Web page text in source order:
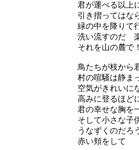
君が運べる以上
引き摺ってはな
緑の中を降りて
洗い流すのだ
それを山の麓で！
鳥たちが枝から
村の喧騒は静ま
空気がきれいに
高みに登るほど
君の幸せな胸
そして小さな子
うなずくのだ
赤い頬をして